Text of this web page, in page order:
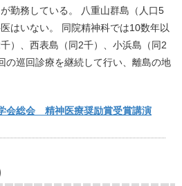
勤務している。 八重山群島（人口5
はいない。 同院精神科では10数年以
）、西表島（同2千）、小浜島（同2
の巡回診療を継続して行い、離島の地
会総会 精神医療奨励賞受賞講演